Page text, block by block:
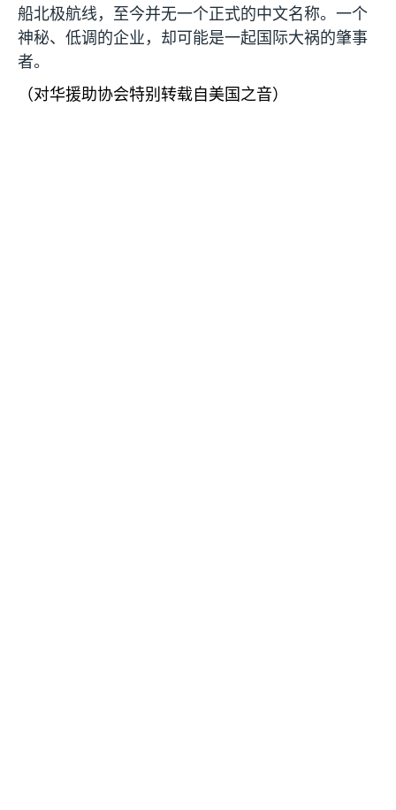
船北极航线，至今并无一个正式的中文名称。一个
神秘、低调的企业，却可能是一起国际大祸的肇事
者。
（对华援助协会特别转载自美国之音）